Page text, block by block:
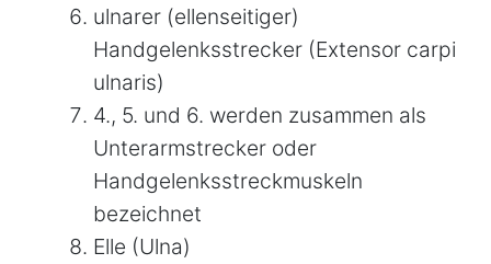
ulnarer (ellenseitiger)
Handgelenksstrecker (Extensor carpi
ulnaris)
4., 5. und 6. werden zusammen als
Unterarmstrecker oder
Handgelenksstreckmuskeln
bezeichnet
Elle (Ulna)